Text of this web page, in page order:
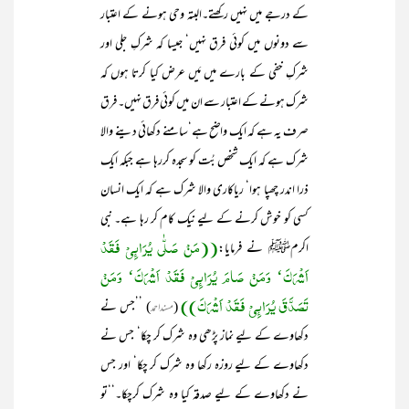
کے درجے میں نہیں رکھتے۔البتہ وحی ہونے کے اعتبار
سے دونوں میں کوئی فرق نہیں‘ جیسا کہ شرکِ جلی اور
شرکِ خفی کے بارے میں مَیں عرض کیا کرتا ہوں کہ
شرک ہونے کے اعتبار سے ان میں کوئی فرق نہیں۔ فرق
صرف یہ ہے کہ ایک واضح ہے‘سامنے دکھائی دینے والا
شرک ہے کہ ایک شخص بُت کو سجدہ کررہا ہے جبکہ ایک
ذرا اندر چھپا ہوا‘ ریاکاری والا شرک ہے کہ ایک انسان
کسی کو خوش کرنے کے لیے نیک کام کر رہا ہے۔ نبی
اکرمﷺ نے فرمایا:((مَنْ صَلّٰی یُرَائِیْ فَقَدْ
اَشْرَکَ‘ وَمَنْ صَامَ یُرَائِیْ فَقَدْ اَشْرَکَ‘ وَمَنْ
تَصَدَّقَ یُرَائِیْ فَقَدْ اَشْرَکَ))(مسنداحمد) ’’جس نے
دکھاوے کے لیے نماز پڑھی وہ شرک کر چکا‘ جس نے
دکھاوے کے لیے روزہ رکھا وہ شرک کر چکا‘ اور جس
نے دکھاوے کے لیے صدقہ کیا وہ شرک کرچکا۔‘‘تو